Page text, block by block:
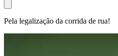
Pela legalização da corrida de rua!